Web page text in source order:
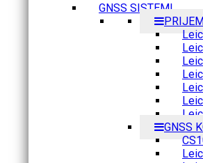
GNSS SISTEMI
GNSS